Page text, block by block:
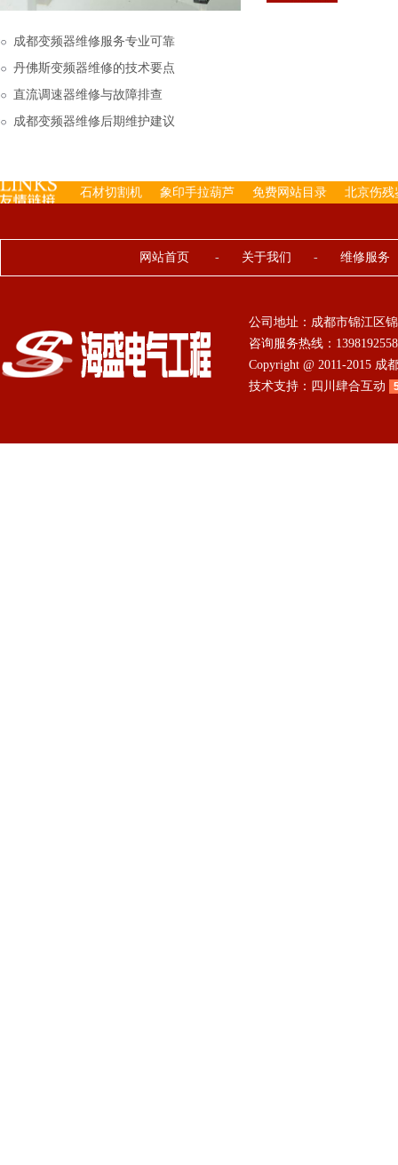
下来的，机内已经存有
成都变频器维修服务专业可靠
丹佛斯变频器维修的技术要点
直流调速器维修与故障排查
成都变频器维修后期维护建议
石材切割机 象印手拉葫芦 免费网站目录 北京伤残
网站首页 - 关于我们 - 维修服务
公司地址：成都市锦江区
咨询服务热线：
Copyright @ 2011-2015
技术支持： 四川肆合互动